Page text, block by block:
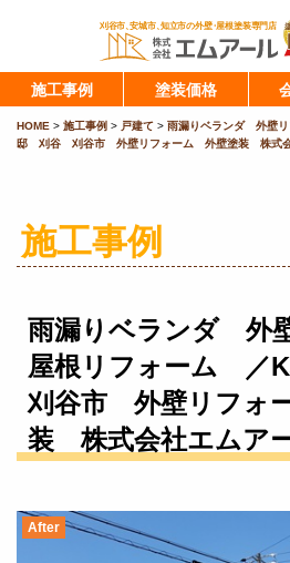
施工事例 塗装価格
HOME > 施工事例 > 戸建て > 雨漏りベランダ 外壁
邸 刈谷 刈谷市 外壁リフォーム 外壁塗装 株式会
施工事例
雨漏りベランダ 外
屋根リフォーム
刈谷市 外壁リフォ
装 株式会社エムア
After